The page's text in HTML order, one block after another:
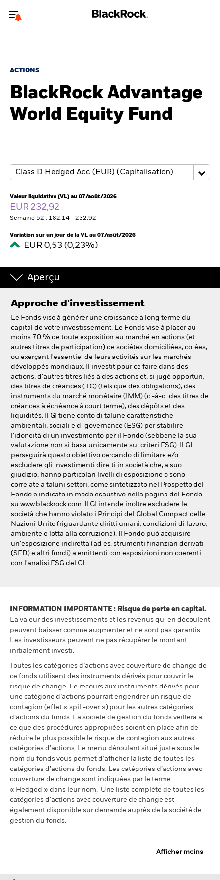
jourvotre type d'utilisateur
Nous connaître
ETF iShares
Analyses
Education
Intermédiaires financiers
France
Change location
BlackRock
iShares
Aladdin
Notre société
ACTIONS
BlackRock Advantage
World Equity Fund
Valeur liquidative (VL) au 07/août/2026
EUR 232,92
Semaine 52 : 182,14 - 232,92
Variation sur un jour de la VL au 07/août/2026
EUR 0,53 (0,23%)
Aperçu
Approche d'investissement
Le Fonds vise à générer une croissance à long terme du
capital de votre investissement. Le Fonds vise à placer au
moins 70 % de toute exposition au marché en actions (et
autres titres de participation) de sociétés domiciliées, cotées,
ou exerçant l'essentiel de leurs activités sur les marchés
développés mondiaux. Il investit pour ce faire dans des
actions, d'autres titres liés à des actions et, si jugé opportun,
des titres de créances (TC) (tels que des obligations), des
instruments du marché monétaire (IMM) (c.-à-d. des titres de
créances à échéance à court terme), des dépôts et des
liquidités. Il GI tiene conto di talune caratteristiche
ambientali, sociali e di governance (ESG) per stabilire
l'idoneità di un investimento per il Fondo (sebbene la sua
valutazione non si basa unicamente sui criteri ESG). Il GI
perseguirà questo obiettivo cercando di limitare e/o
escludere gli investimenti diretti in società che, a suo
giudizio, hanno particolari livelli di esposizione o sono
correlate a taluni settori, come sintetizzato nel Prospetto del
Fondo e indicato in modo esaustivo nella pagina del Fondo
su www.blackrock.com. Il GI intende inoltre escludere le
società che hanno violato i Principi del Global Compact delle
Nazioni Unite (riguardante diritti umani, condizioni di lavoro,
ambiente e lotta alla corruzione). Il Fondo può acquisire
un'esposizione indiretta (ad es. strumenti finanziari derivati
(SFD) e altri fondi) a emittenti con esposizioni non coerenti
con l'analisi ESG del GI.
INFORMATION IMPORTANTE : Risque de perte en capital.
La valeur des investissements et les revenus qui en découlent
peuvent baisser comme augmenter et ne sont pas garantis.
Les investisseurs peuvent ne pas récupérer le montant
initialement investi.
Toutes les catégories d’actions avec couverture de change de
ce fonds utilisent des instruments dérivés pour couvrir le
risque de change. Le recours aux instruments dérivés pour
une catégorie d’actions pourrait engendrer un risque de
contagion (effet « spill-over ») pour les autres catégories
d’actions du fonds. La société de gestion du fonds veillera à
ce que des procédures appropriées soient en place afin de
réduire le plus possible le risque de contagion aux autres
catégories d’actions. Le menu déroulant situé juste sous le
nom du fonds vous permet d’afficher la liste de toutes les
catégories d’actions du fonds. Les catégories d’actions avec
couverture de change sont indiquées par le terme
« Hedged » dans leur nom. Une liste complète de toutes les
catégories d'actions avec couverture de change est
également disponible sur demande auprès de la société de
gestion du fonds.
Afficher moins